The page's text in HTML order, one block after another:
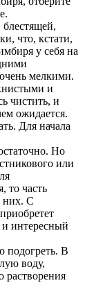
что, кстати,
у себя на
мелкими.
и
чистить, и
ожидается.
Для начала
Но
или
то часть
них. С
интересный
подогреть. В
воду,
растворения